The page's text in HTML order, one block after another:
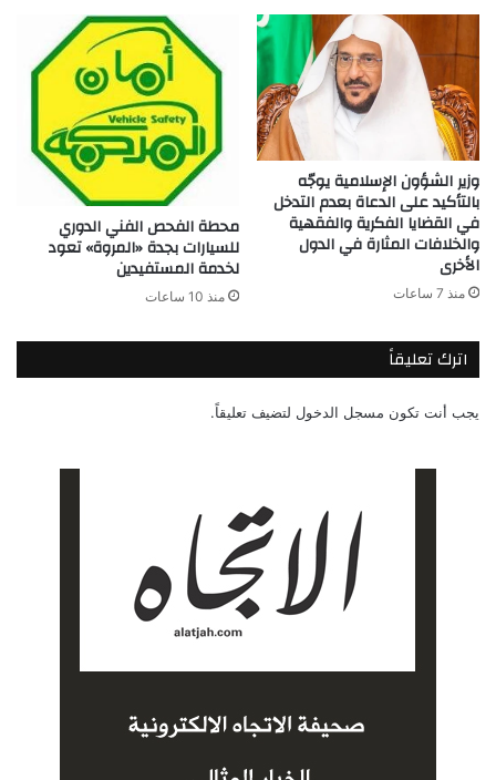
وزير الشؤون الإسلامية يوجّه
بالتأكيد على الدعاة بعدم التدخل
في القضايا الفكرية والفقهية
والخلافات المثارة في الدول
الأخرى
منذ 7 ساعات
محطة الفحص الفني الدوري
للسيارات بجدة «المروة» تعود
لخدمة المستفيدين
منذ 10 ساعات
اترك تعليقاً
يجب أنت تكون مسجل الدخول لتضيف تعليقاً.